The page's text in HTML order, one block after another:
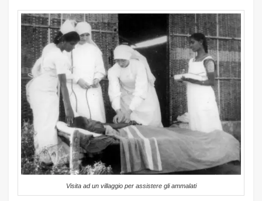
Visita ad un villaggio per assistere gli ammalati